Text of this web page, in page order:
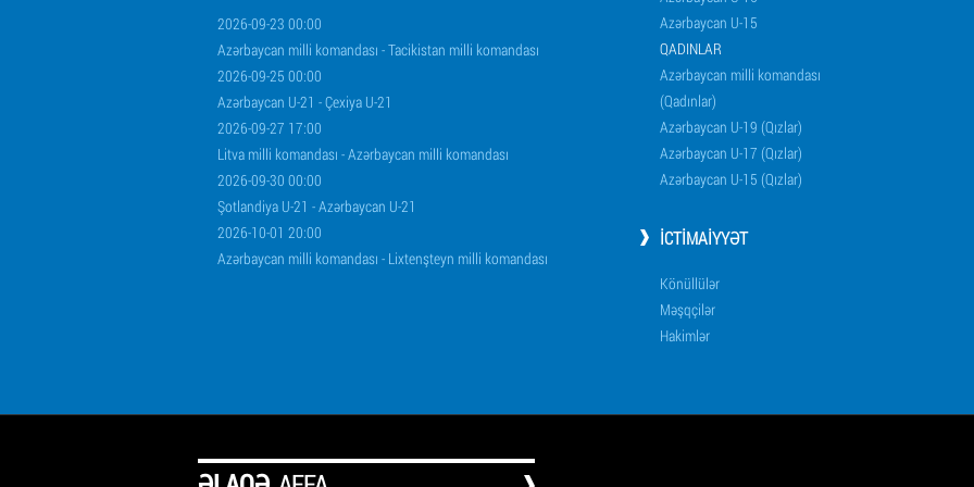
2026-09-23 00:00
Azərbaycan milli komandası - Tacikistan milli komandası
2026-09-25 00:00
Azərbaycan U-21 - Çexiya U-21
2026-09-27 17:00
Litva milli komandası - Azərbaycan milli komandası
2026-09-30 00:00
Şotlandiya U-21 - Azərbaycan U-21
2026-10-01 20:00
Azərbaycan milli komandası - Lixtenşteyn milli komandası
Azərbaycan U-15
QADINLAR
Azərbaycan milli komandası
(Qadınlar)
Azərbaycan U-19 (Qızlar)
Azərbaycan U-17 (Qızlar)
Azərbaycan U-15 (Qızlar)
İCTIMAIYYƏT
Könüllülər
Məşqçilər
Hakimlər